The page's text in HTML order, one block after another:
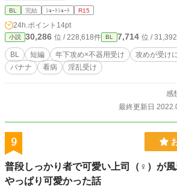
BL 完結 ｼｮｰﾄｼｮｰﾄ R15
24h.ポイント 14pt
小説 30,286 位 / 228,618件 BL 7,714 位 /
BL 短編 年下攻め×不器用受け 攻めが受け
バナナ
看病 淫乱受け
感
最終更新日
9
普段しっかり者で可愛い上司（♀）が風
やっぱり可愛かった話